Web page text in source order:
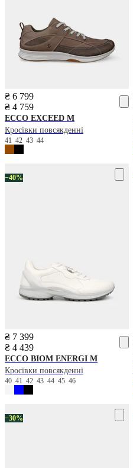
₴ 6 799
₴ 4 759
ECCO EXCEED M
Кросівки повсякденні
41 42 43 44
−40%
₴ 7 399
₴ 4 439
ECCO BIOM ENERGI M
Кросівки повсякденні
40 41 42 43 44 45 46
−30%